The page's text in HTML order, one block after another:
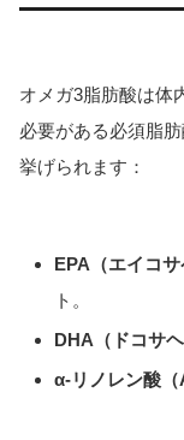
オメガ3脂肪酸は体
必要がある必須脂
挙げられます：
EPA（エイコサ
ト。
DHA（ドコサヘ
α-リノレン酸（